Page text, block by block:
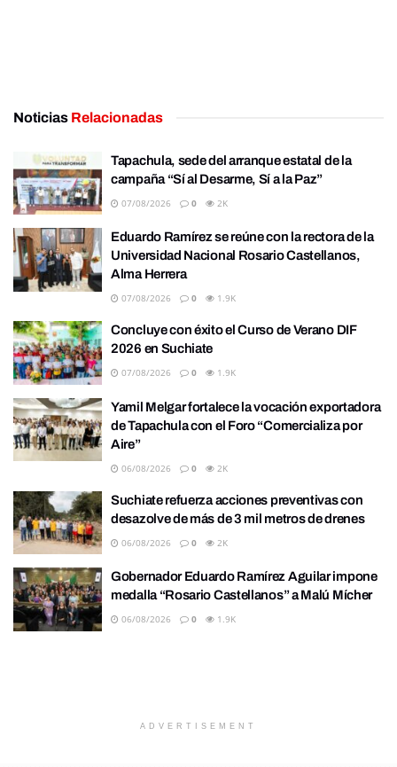
Noticias Relacionadas
Tapachula, sede del arranque estatal de la
campaña “Sí al Desarme, Sí a la Paz”
07/08/2026 0 2K
Eduardo Ramírez se reúne con la rectora de la
Universidad Nacional Rosario Castellanos,
Alma Herrera
07/08/2026 0 1.9K
Concluye con éxito el Curso de Verano DIF
2026 en Suchiate
07/08/2026 0 1.9K
Yamil Melgar fortalece la vocación exportadora
de Tapachula con el Foro “Comercializa por
Aire”
06/08/2026 0 2K
Suchiate refuerza acciones preventivas con
desazolve de más de 3 mil metros de drenes
06/08/2026 0 2K
Gobernador Eduardo Ramírez Aguilar impone
medalla “Rosario Castellanos” a Malú Mícher
06/08/2026 0 1.9K
ADVERTISEMENT